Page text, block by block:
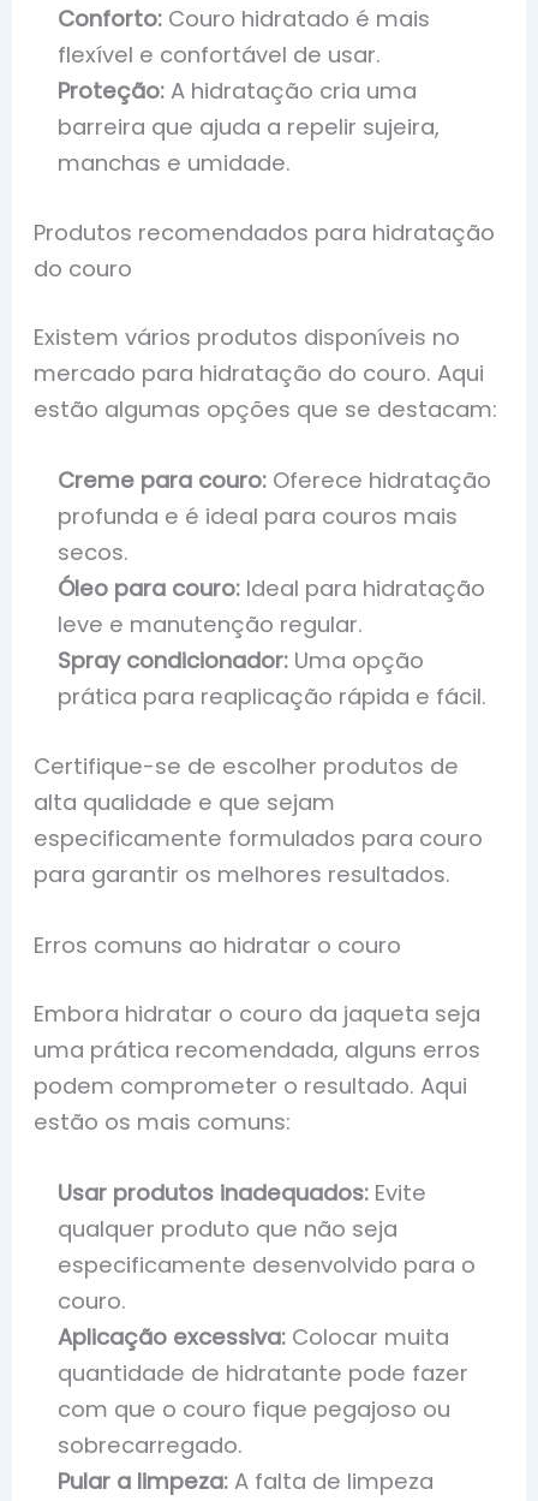
Conforto: Couro hidratado é mais
flexível e confortável de usar.
Proteção: A hidratação cria uma
barreira que ajuda a repelir sujeira,
manchas e umidade.
Produtos recomendados para hidratação
do couro
Existem vários produtos disponíveis no
mercado para hidratação do couro. Aqui
estão algumas opções que se destacam:
Creme para couro: Oferece hidratação
profunda e é ideal para couros mais
secos.
Óleo para couro: Ideal para hidratação
leve e manutenção regular.
Spray condicionador: Uma opção
prática para reaplicação rápida e fácil.
Certifique-se de escolher produtos de
alta qualidade e que sejam
especificamente formulados para couro
para garantir os melhores resultados.
Erros comuns ao hidratar o couro
Embora hidratar o couro da jaqueta seja
uma prática recomendada, alguns erros
podem comprometer o resultado. Aqui
estão os mais comuns:
Usar produtos inadequados: Evite
qualquer produto que não seja
especificamente desenvolvido para o
couro.
Aplicação excessiva: Colocar muita
quantidade de hidratante pode fazer
com que o couro fique pegajoso ou
sobrecarregado.
Pular a limpeza: A falta de limpeza